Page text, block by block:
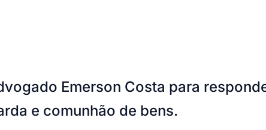
Emerson Costa para
e comunhão de bens.